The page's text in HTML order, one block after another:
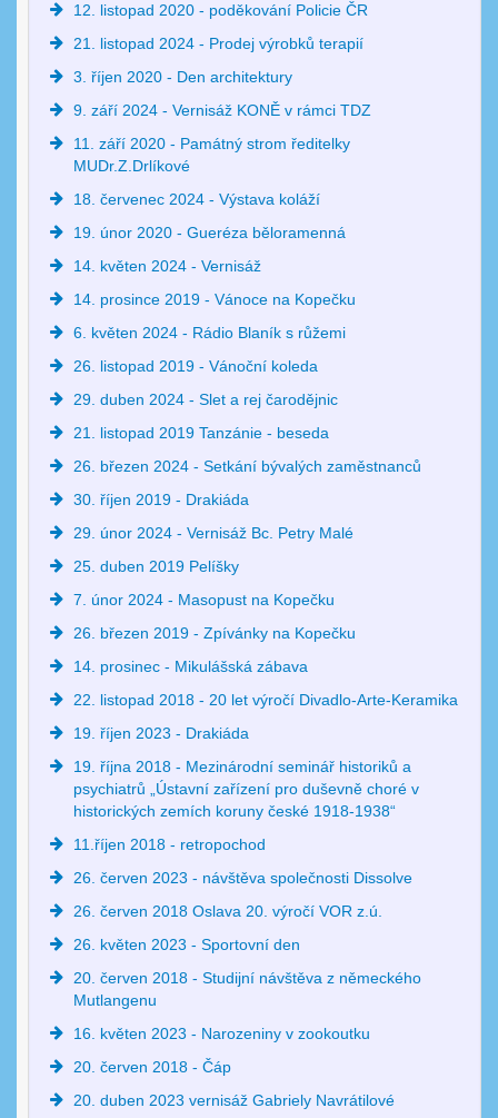
12. listopad 2020 - poděkování Policie ČR
21. listopad 2024 - Prodej výrobků terapií
3. říjen 2020 - Den architektury
9. září 2024 - Vernisáž KONĚ v rámci TDZ
11. září 2020 - Památný strom ředitelky
MUDr.Z.Drlíkové
18. červenec 2024 - Výstava koláží
19. únor 2020 - Gueréza běloramenná
14. květen 2024 - Vernisáž
14. prosince 2019 - Vánoce na Kopečku
6. květen 2024 - Rádio Blaník s růžemi
26. listopad 2019 - Vánoční koleda
29. duben 2024 - Slet a rej čarodějnic
21. listopad 2019 Tanzánie - beseda
26. březen 2024 - Setkání bývalých zaměstnanců
30. říjen 2019 - Drakiáda
29. únor 2024 - Vernisáž Bc. Petry Malé
25. duben 2019 Pelíšky
7. únor 2024 - Masopust na Kopečku
26. březen 2019 - Zpívánky na Kopečku
14. prosinec - Mikulášská zábava
22. listopad 2018 - 20 let výročí Divadlo-Arte-Keramika
19. říjen 2023 - Drakiáda
19. října 2018 - Mezinárodní seminář historiků a
psychiatrů „Ústavní zařízení pro duševně choré v
historických zemích koruny české 1918-1938“
11.říjen 2018 - retropochod
26. červen 2023 - návštěva společnosti Dissolve
26. červen 2018 Oslava 20. výročí VOR z.ú.
26. květen 2023 - Sportovní den
20. červen 2018 - Studijní návštěva z německého
Mutlangenu
16. květen 2023 - Narozeniny v zookoutku
20. červen 2018 - Čáp
20. duben 2023 vernisáž Gabriely Navrátilové